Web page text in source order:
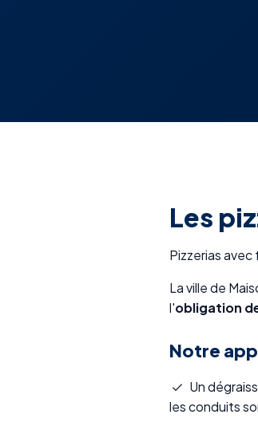
Les
Pizzerias
La ville de
l'obligation
Notre
Un
les conduits